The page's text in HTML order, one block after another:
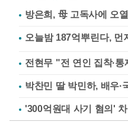
방은희, 母 고독사에 오
전현무 "전 연인 집착·
박찬민 딸 박민하, 배우·
'300억원대 사기 혐의'